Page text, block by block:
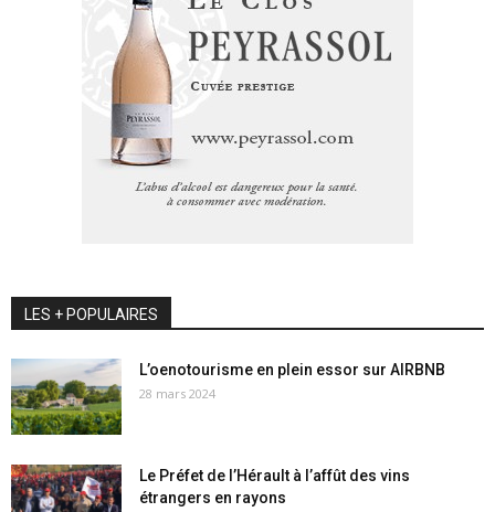
LES + POPULAIRES
L’oenotourisme en plein essor sur AIRBNB
28 mars 2024
Le Préfet de l’Hérault à l’affût des vins
étrangers en rayons